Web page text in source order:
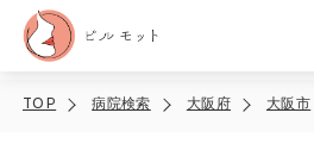
TOP 病院検索 大阪府 大阪市